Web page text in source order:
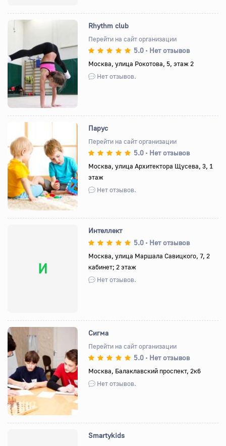
Назад Вперед
Rhythm club
Перейти на сайт организации
5.0 • Нет отзывов
Москва, улица Рокотова, 5, этаж 2
Нет отзывов.
Назад Вперед
Парус
Перейти на сайт организации
5.0 • Нет отзывов
Москва, улица Архитектора Щусева, 3, 1
этаж
Нет отзывов.
И
Интеллект
5.0 • Нет отзывов
Москва, улица Маршала Савицкого, 7, 2
кабинет; 2 этаж
Нет отзывов.
Назад Вперед
Сигма
Перейти на сайт организации
5.0 • Нет отзывов
Москва, Балаклавский проспект, 2к6
Нет отзывов.
Smartykids